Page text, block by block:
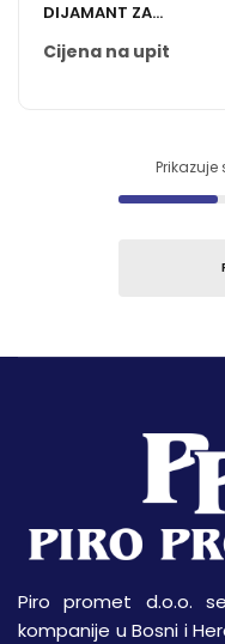
DIJAMANT ZA
KERAMIKU 125MM
Cijena na upit
Prikazuje
Piro promet d.o.o.
kompanije u Bosni i